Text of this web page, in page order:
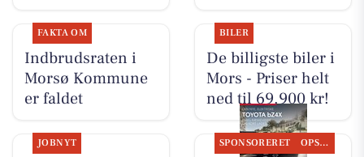
FAKTA OM
Indbrudsraten i
Morsø Kommune
er faldet
BILER
De billigste biler i
Mors - Priser helt
ned til 69.900 kr!
JOBNYT SPONSORERET OPSLAGSTAVLEN